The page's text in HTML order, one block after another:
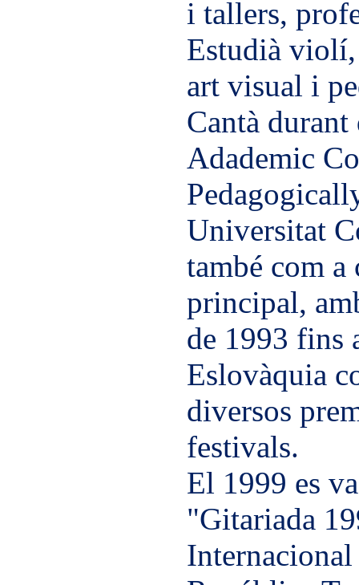
i tallers,
Estudià
art visual i
Cantà durant
Adademic
Universitat
també com a
principal,
de 1993 fins
Eslovàquia
diversos
festivals.
El 1999 es
"Gitariada